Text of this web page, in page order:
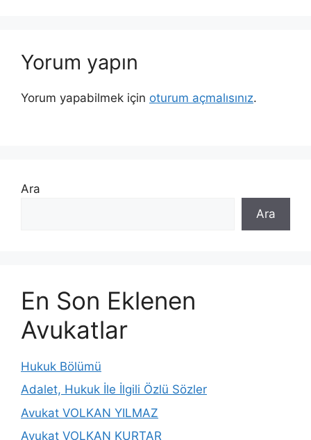
Yorum yapın
Yorum yapabilmek için oturum açmalısınız.
Ara
Ara
En Son Eklenen
Avukatlar
Hukuk Bölümü
Adalet, Hukuk İle İlgili Özlü Sözler
Avukat VOLKAN YILMAZ
Avukat VOLKAN KURTAR